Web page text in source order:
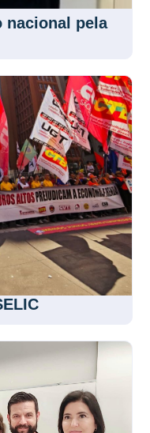
nacional pela